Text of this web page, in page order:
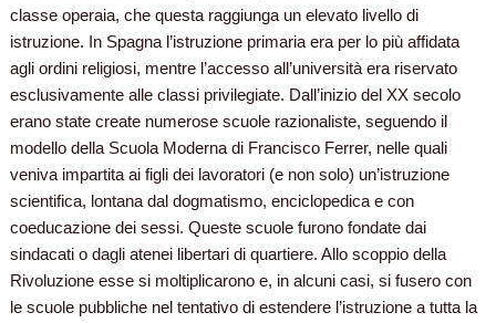
classe operaia, che questa raggiunga un elevato livello di
istruzione. In Spagna l’istruzione primaria era per lo più affidata
agli ordini religiosi, mentre l’accesso all’università era riservato
esclusivamente alle classi privilegiate. Dall’inizio del XX secolo
erano state create numerose scuole razionaliste, seguendo il
modello della Scuola Moderna di Francisco Ferrer, nelle quali
veniva impartita ai figli dei lavoratori (e non solo) un’istruzione
scientifica, lontana dal dogmatismo, enciclopedica e con
coeducazione dei sessi. Queste scuole furono fondate dai
sindacati o dagli atenei libertari di quartiere. Allo scoppio della
Rivoluzione esse si moltiplicarono e, in alcuni casi, si fusero con
le scuole pubbliche nel tentativo di estendere l’istruzione a tutta la